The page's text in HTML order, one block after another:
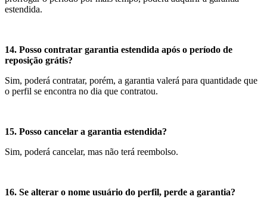
estendida.
14. Posso contratar garantia estendida após o período de
reposição grátis?
Sim, poderá contratar, porém, a garantia valerá para quantidade que
o perfil se encontra no dia que contratou.
15. Posso cancelar a garantia estendida?
Sim, poderá cancelar, mas não terá reembolso.
16. Se alterar o nome usuário do perfil, perde a garantia?